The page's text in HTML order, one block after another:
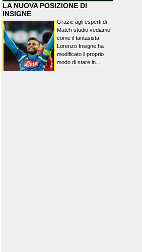
LA NUOVA POSIZIONE DI
INSIGNE
Grazie agli esperti di
Match studio vediamo
come il fantasista
Lorenzo Insigne ha
modificato il proprio
modo di stare in...